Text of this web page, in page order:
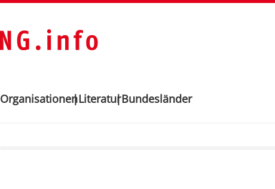
OrganisationenLiteraturBundesländer